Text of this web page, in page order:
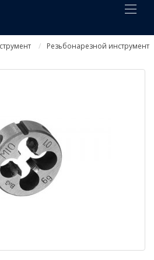
Резьбонарезной инструмент